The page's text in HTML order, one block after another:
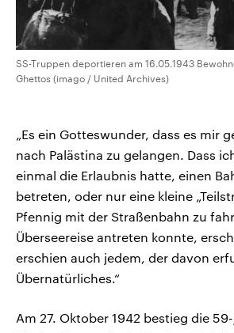
SS-Truppen deportieren am 16.05.1943
Ghettos (imago / United Archives)
„Es ein Gotteswunder, dass es mir
nach Palästina zu gelangen. Dass
einmal die Erlaubnis hatte, einen
betreten, oder nur eine kleine
Pfennig mit der Straßenbahn zu
Überseereise antreten konnte,
erschien auch jedem, der davon
Übernatürliches.“
Am 27. Oktober 1942 bestieg die